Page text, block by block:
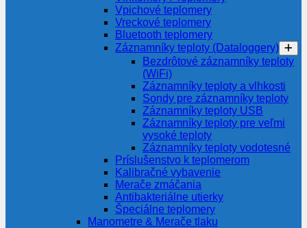
Vpichové teplomery
Vreckové teplomery
Bluetooth teplomery
Záznamníky teploty (Dataloggery)
Bezdrôtové záznamníky teploty
(WiFi)
Záznamníky teploty a vlhkosti
Sondy pre záznamníky teploty
Záznamníky teploty USB
Záznamníky teploty pre veľmi
vysoké teploty
Záznamníky teploty vodotesné
Príslušenstvo k teplomerom
Kalibračné vybavenie
Merače zmáčania
Antibakteriálne utierky
Špeciálne teplomery
Manometre & Merače tlaku